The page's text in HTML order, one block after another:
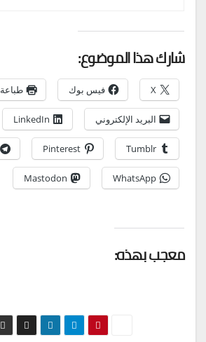
شارك هذا الموضوع:
X فيس بوك طباعة
البريد الإلكتروني LinkedIn
Tumblr
Pinterest
WhatsApp
Mastodon
معجب بهذه: